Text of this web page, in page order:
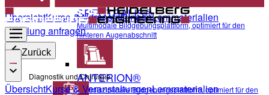
SPECTRALIS®
Multimodale Bildgebungsplattform, optimiert für den
hinteren Augenabschnitt
ANTERION®
Multidisziplinäre Bildgebungsplattform, optimiert für den
ÜbersichtKurse & VeranstaltungenLernmaterialien
Schulung anfragen
Zurück
Diagnostik und Chirurgie
ÜbersichtKurse & VeranstaltungenLernmaterialien